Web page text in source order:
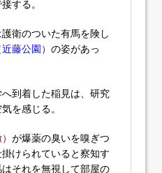
する。
衛のついた有馬を険し
近藤公園） の姿があっ
到着した稲見は、研究
を感じる。
が爆薬の臭いを嗅ぎつ
けられていると察知す
それを無視して部屋の